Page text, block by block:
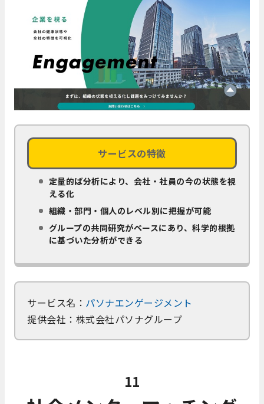
サービスの特徴
定量的ば分析により、会社・社員の今の状態を視
える化
組織・部門・個人のレベル別に把握が可能
グループの共同研究がペースにあり、科学的根拠
に基づいた分析ができる
サービス名： パソナエンゲージメント
提供会社：株式会社パソナグループ
11